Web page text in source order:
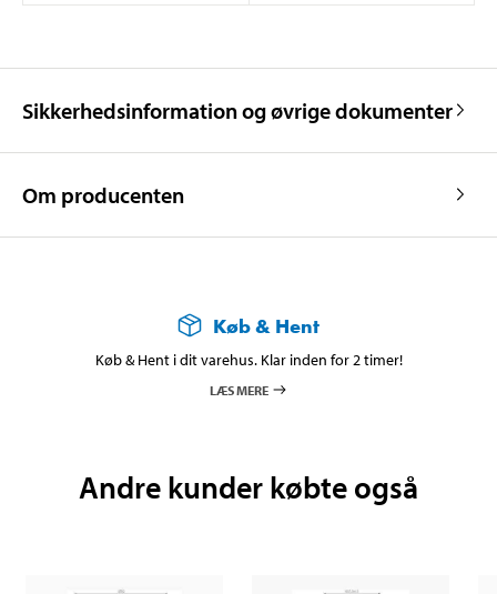
Sikkerhedsinformation og øvrige dokumenter
Om producenten
Køb & Hent
Køb & Hent i dit varehus. Klar inden for 2 timer!
LÆS MERE
Andre kunder købte også